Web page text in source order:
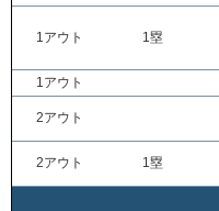
1アウト 1塁
1アウト
2アウト
2アウト 1塁